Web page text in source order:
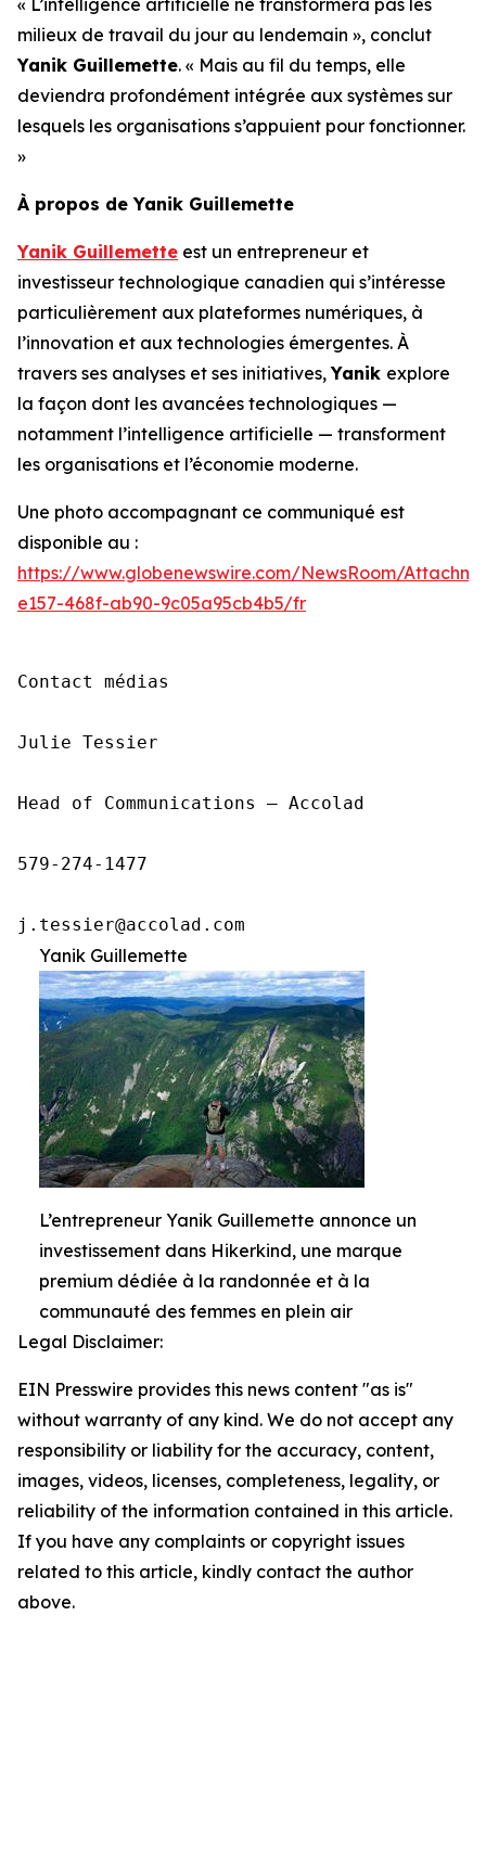
« L’intelligence artificielle ne transformera pas les
milieux de travail du jour au lendemain », conclut
Yanik Guillemette. « Mais au fil du temps, elle
deviendra profondément intégrée aux systèmes sur
lesquels les organisations s’appuient pour fonctionner.
»
À propos de Yanik Guillemette
Yanik Guillemette est un entrepreneur et
investisseur technologique canadien qui s’intéresse
particulièrement aux plateformes numériques, à
l’innovation et aux technologies émergentes. À
travers ses analyses et ses initiatives,Yanik explore
la façon dont les avancées technologiques —
notamment l’intelligence artificielle — transforment
les organisations et l’économie moderne.
Une photo accompagnant ce communiqué est
disponible au :
https://www.globenewswire.com/NewsRoom/
e157-468f-ab90-9c05a95cb4b5/fr
Contact médias
Julie Tessier
Head of Communications — Accolad
579-274-1477
j.tessier@accolad.com
Yanik Guillemette
L’entrepreneur Yanik Guillemette annonce un
investissement dans Hikerkind, une marque
premium dédiée à la randonnée et à la
communauté des femmes en plein air
Legal Disclaimer:
EIN Presswire provides this news content "as is"
without warranty of any kind. We do not accept any
responsibility or liability for the accuracy, content,
images, videos, licenses, completeness, legality, or
reliability of the information contained in this article.
If you have any complaints or copyright issues
related to this article, kindly contact the author
above.